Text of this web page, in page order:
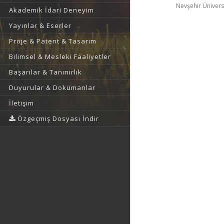
Akademik İdari Deneyim
Yayınlar & Eserler
Proje & Patent & Tasarım
Bilimsel & Mesleki Faaliyetler
Başarılar & Tanınırlık
Duyurular & Dokümanlar
İletişim
Özgeçmiş Dosyası İndir
Nevşehir